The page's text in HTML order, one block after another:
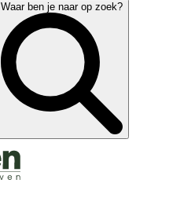
Waar ben je naar op zoek?